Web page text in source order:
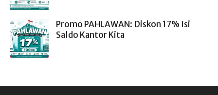
Promo PAHLAWAN: Diskon 17% Isi
Saldo Kantor Kita